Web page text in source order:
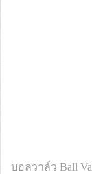
บอลวาล์ว Ball